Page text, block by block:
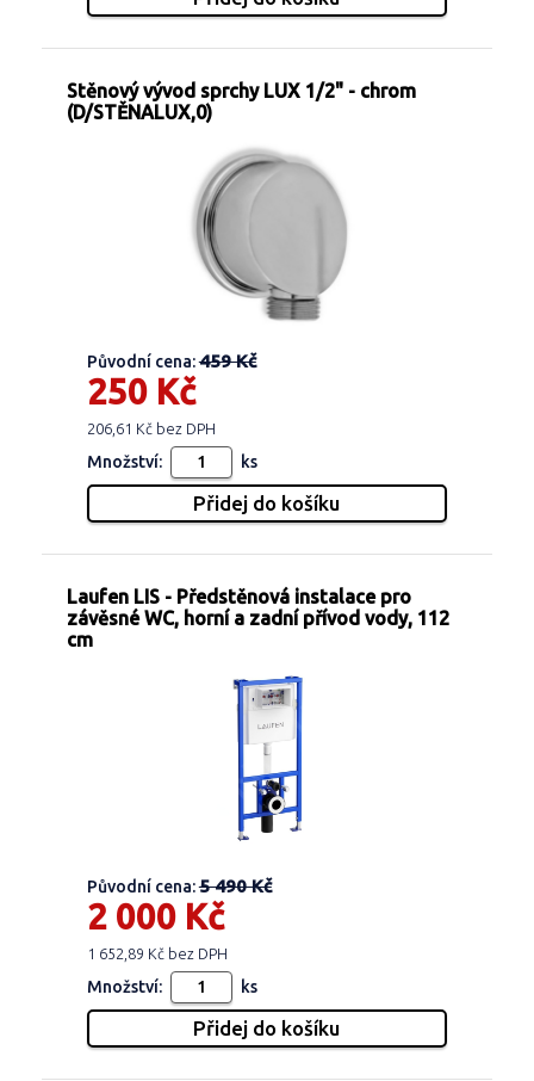
Stěnový vývod sprchy LUX 1/2" - chrom
(D/STĚNALUX,0)
Původní cena:459 Kč
250 Kč
206,61 Kč bez DPH
Množství: ks
Laufen LIS - Předstěnová instalace pro
závěsné WC, horní a zadní přívod vody, 112
cm
Původní cena:5 490 Kč
2 000 Kč
1 652,89 Kč bez DPH
Množství: ks